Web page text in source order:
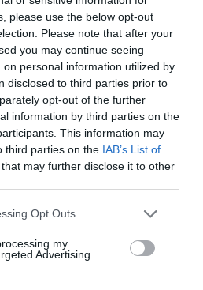
please use the below opt-out
Please note that after your
you may continue seeing
personal information utilized by
disclosed to third parties prior to
opt-out of the further
information by third parties on the
This information may
third parties on the IAB’s List of
that may further disclose it to other
Opt Outs
my
Advertising.
και καμια μουσικη
ειστε ασχετοι
σχόλιο